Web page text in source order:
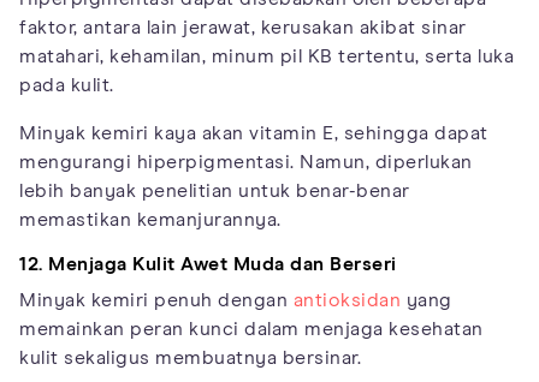
faktor, antara lain jerawat, kerusakan akibat sinar
matahari, kehamilan, minum pil KB tertentu, serta luka
pada kulit.
Minyak kemiri kaya akan vitamin E, sehingga dapat
mengurangi hiperpigmentasi. Namun, diperlukan
lebih banyak penelitian untuk benar-benar
memastikan kemanjurannya.
12. Menjaga Kulit Awet Muda dan Berseri
Minyak kemiri penuh dengan antioksidan yang
memainkan peran kunci dalam menjaga kesehatan
kulit sekaligus membuatnya bersinar.